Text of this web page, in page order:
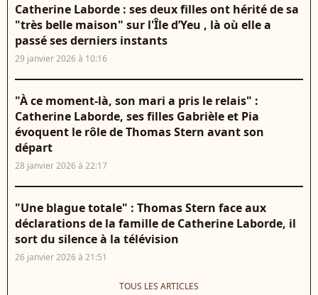
Catherine Laborde : ses deux filles ont hérité de sa
"très belle maison" sur l'Île d’Yeu , là où elle a
passé ses derniers instants
29 janvier 2026 à 10:16
"À ce moment-là, son mari a pris le relais" :
Catherine Laborde, ses filles Gabrièle et Pia
évoquent le rôle de Thomas Stern avant son
départ
28 janvier 2026 à 22:17
"Une blague totale" : Thomas Stern face aux
déclarations de la famille de Catherine Laborde, il
sort du silence à la télévision
26 janvier 2026 à 21:51
TOUS LES ARTICLES